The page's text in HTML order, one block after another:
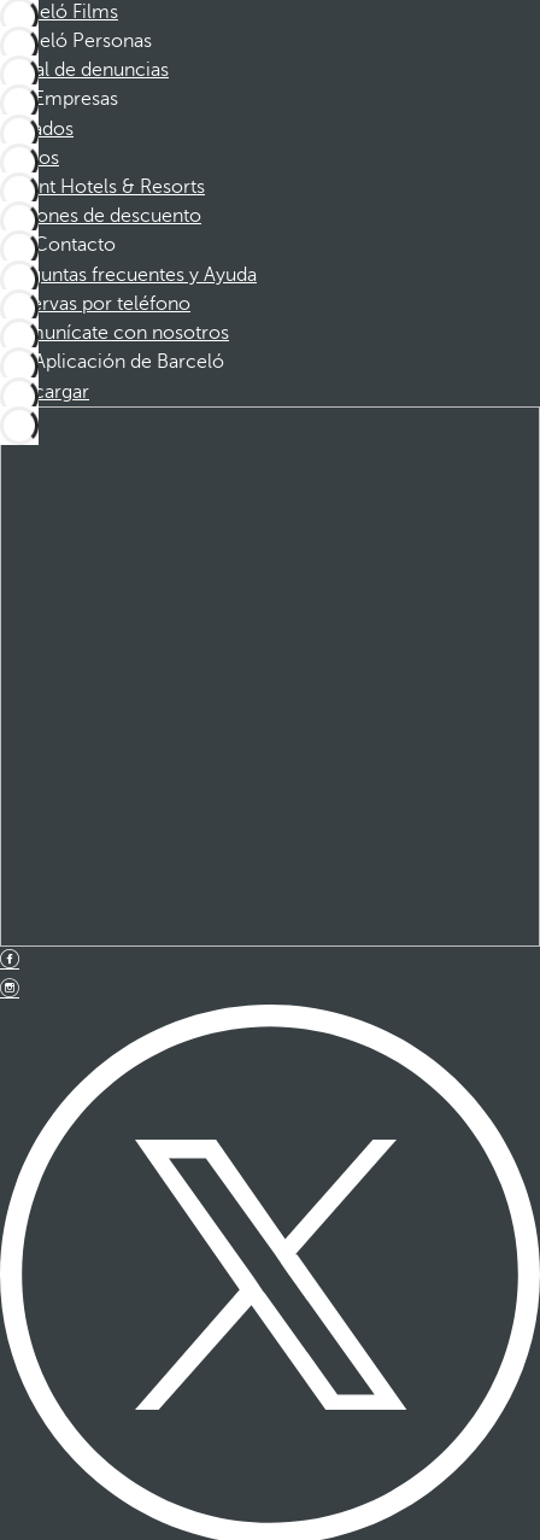
Barceló Films
Barceló Personas
Canal de denuncias
Empresas
Afiliados
Socios
Dorint Hotels & Resorts
Cupones de descuento
Contacto
Preguntas frecuentes y Ayuda
Reservas por teléfono
Comunícate con nosotros
Aplicación de Barceló
Descargar